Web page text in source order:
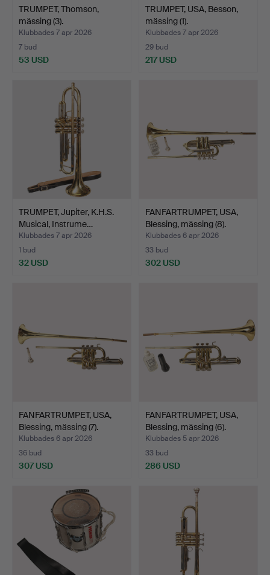
TRUMPET, Thomson,
mässing (3).
Klubbades 7 apr 2026
7 bud
53 USD
TRUMPET, USA, Besson,
mässing (1).
Klubbades 7 apr 2026
29 bud
217 USD
TRUMPET, Jupiter, K.H.S.
Musical, Instrume…
Klubbades 7 apr 2026
1 bud
32 USD
FANFARTRUMPET, USA,
Blessing, mässing (8).
Klubbades 6 apr 2026
33 bud
302 USD
FANFARTRUMPET, USA,
Blessing, mässing (7).
Klubbades 6 apr 2026
36 bud
307 USD
FANFARTRUMPET, USA,
Blessing, mässing (6).
Klubbades 5 apr 2026
33 bud
286 USD